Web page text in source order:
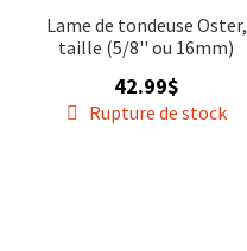
Lame de tondeuse Oster,
taille (5/8'' ou 16mm)
42.99$
Rupture de stock